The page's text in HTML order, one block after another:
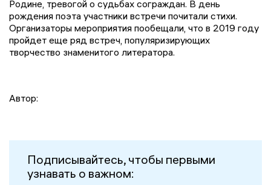
Родине, тревогой о судьбах сограждан. В день
рождения поэта участники встречи почитали стихи.
Организаторы мероприятия пообещали, что в 2019 году
пройдет еще ряд встреч, популяризирующих
творчество знаменитого литератора.
Автор:
Подписывайтесь, чтобы первыми
узнавать о важном: